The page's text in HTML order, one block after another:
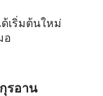
เริ่มต้นใหม่
อ
รอาน